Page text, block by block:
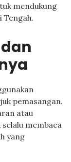
mendukung
Tengah.
pemasangan.
atau
membaca
yang